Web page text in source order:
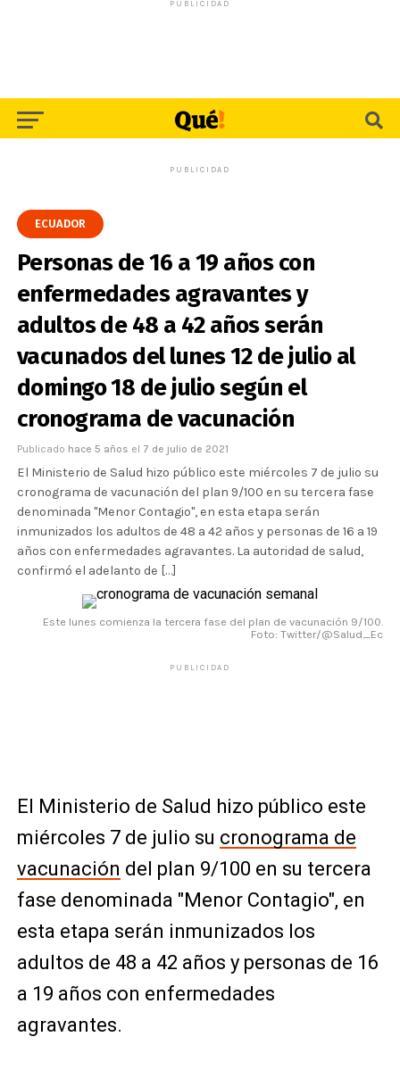
PUBLICIDAD
PUBLICIDAD
ECUADOR
Personas de 16 a 19 años con
enfermedades agravantes y
adultos de 48 a 42 años serán
vacunados del lunes 12 de julio al
domingo 18 de julio según el
cronograma de vacunación
Publicado hace 5 años el 7 de julio de 2021
El Ministerio de Salud hizo público este miércoles 7 de julio su
cronograma de vacunación del plan 9/100 en su tercera fase
denominada "Menor Contagio", en esta etapa serán
inmunizados los adultos de 48 a 42 años y personas de 16 a 19
años con enfermedades agravantes. La autoridad de salud,
confirmó el adelanto de […]
Este lunes comienza la tercera fase del plan de vacunación 9/100.
Foto: Twitter/@Salud_Ec
PUBLICIDAD
El Ministerio de Salud hizo público este
miércoles 7 de julio su cronograma de
vacunación del plan 9/100 en su tercera
fase denominada "Menor Contagio", en
esta etapa serán inmunizados los
adultos de 48 a 42 años y personas de 16
a 19 años con enfermedades
agravantes.